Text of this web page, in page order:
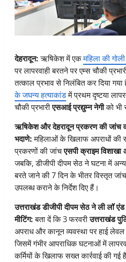
देहरादून:ऋषिकेश में एकमहिला की
पर लापरवाही बरतने पर एम्स चौकी
तत्काल प्रभाव से निलंबित कर दिया
के जघन्य हत्याकांडमें प्रथम दृष्टया
चौकी प्रभारीएसआई प्रद्युम्न नेगीको भी
ऋषिकेश और देहरादून प्रकरण की जांच
भदाणे:महिलाओं के खिलाफ अपराधों की
प्रकरणों की जांचएसपी क्राइम
जबकि, डीजीपी दीपम सेठ ने घटना में
बरते जाने की 7 दिन के भीतर विस्तृत
उपलब्ध कराने के निर्देश दिए हैं।
उत्तराखंड डीजीपी दीपम सेठ ने ली लॉ
मीटिंग:बता दें कि 3 फरवरीउत्तराखंड
अपराध और कानून व्यवस्था पर हाई
जिसमें गंभीर आपराधिक घटनाओं में
कर्मियों के खिलाफ सख्त कार्रवाई की गई